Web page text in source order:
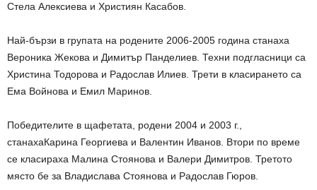
Стела Алексиева и Християн Касабов.
Най-бързи в групата на родените 2006-2005 година станаха
Вероника Жекова и Димитър Панделиев. Техни подгласници са
Христина Тодорова и Радослав Илиев. Трети в класирането са
Ема Войнова и Емил Маринов.
Победителите в щафетата, родени 2004 и 2003 г.,
станахаКарина Георгиева и Валентин Иванов. Втори по време
се класираха Малина Стоянова и Валери Димитров. Третото
място бе за Владислава Стоянова и Радослав Гюров.